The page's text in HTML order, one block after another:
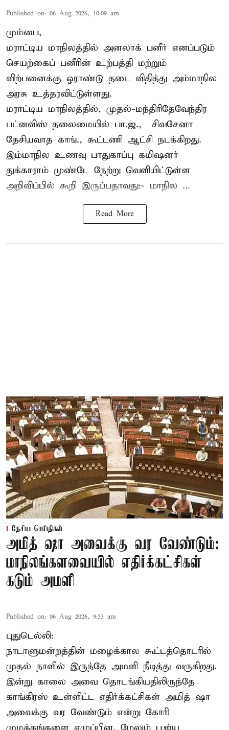
Published on: 06 Aug 2026, 10:09 am
மும்பை,
மராட்டிய மாநிலத்தில் அனலாக் பனீர் எனப்படும்
செயற்கைப் பனீரின் உற்பத்தி மற்றும்
விற்பனைக்கு ஓராண்டு தடை விதித்து அம்மாநில
அரசு உத்தரவிட்டுள்ளது.
மராட்டிய மாநிலத்தில், முதல்-மந்திரிதேவேந்திர
பட்னவிஸ் தலைமையில் பா.ஜ., – சிவசேனா –
தேசியவாத காங்., கூட்டணி ஆட்சி நடக்கிறது.
இம்மாநில உணவு பாதுகாப்பு கமிஷனர்
துக்காராம் முண்டே நேற்று வெளியிட்டுள்ள
அறிவிப்பில் கூறி இருப்பதாவது:- மாநில ...
Read More
தேசிய செய்திகள்
அமித் ஷா அவைக்கு வர வேண்டும்:
மாநிலங்களவையில் எதிர்க்கட்சிகள்
கடும் அமளி
Published on: 06 Aug 2026, 9:53 am
புதுடெல்லி:
நாடாளுமன்றத்தின் மழைக்கால கூட்டத்தொடரில்
முதல் நாளில் இருந்தே அமளி நீடித்து வருகிறது.
இன்று காலை அவை தொடங்கியதிலிருந்தே
காங்கிரஸ் உள்ளிட்ட எதிர்க்கட்சிகள் அமித் ஷா
அவைக்கு வர வேண்டும் என்று கோரி
முழக்கங்களை எழுப்பின. மேலும் பூஜ்ய